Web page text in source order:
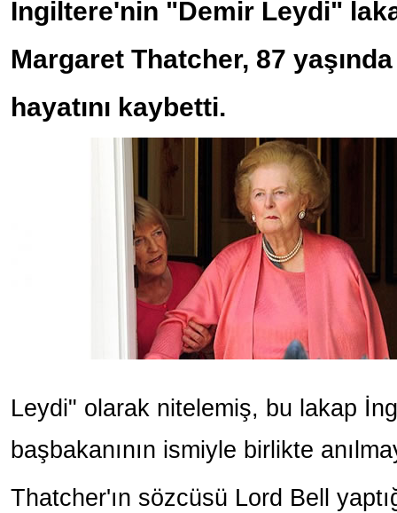
İngiltere'nin "Demir Leydi"
Margaret Thatcher, 87
hayatını kaybetti.
Leydi" olarak nitelemiş, bu lakap
başbakanının ismiyle birlikte
Thatcher'ın sözcüsü Lord Bell